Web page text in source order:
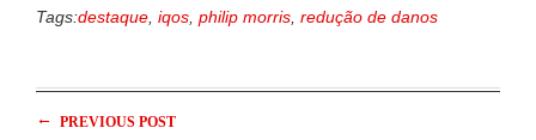
Tags:destaque, iqos, philip morris, redução de danos
← PREVIOUS POST